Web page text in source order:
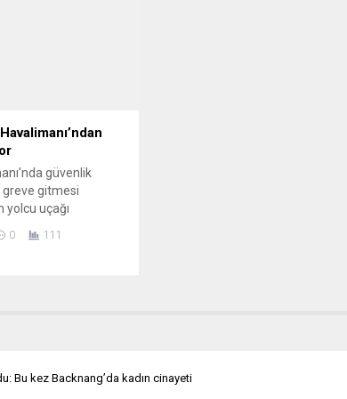
karşı...
güvenlik
gitmesi
yolcu uçağı
işçi sendikalarının
gidiş yönlü uçuş...
0 111
Bu kez Backnang’da kadın cinayeti